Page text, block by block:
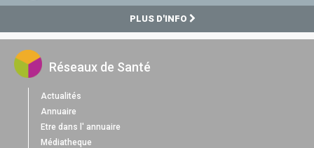
PLUS D'INFO
Réseaux de Santé
Actualités
Annuaire
Etre dans l' annuaire
Médiatheque